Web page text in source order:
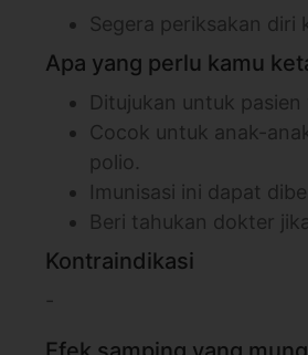
Segera periksakan
Apa yang perlu kamu
Ditujukan untuk
Cocok untuk anak-
polio.
Imunisasi ini dapat
Beri tahukan dokter
Kontraindikasi
-